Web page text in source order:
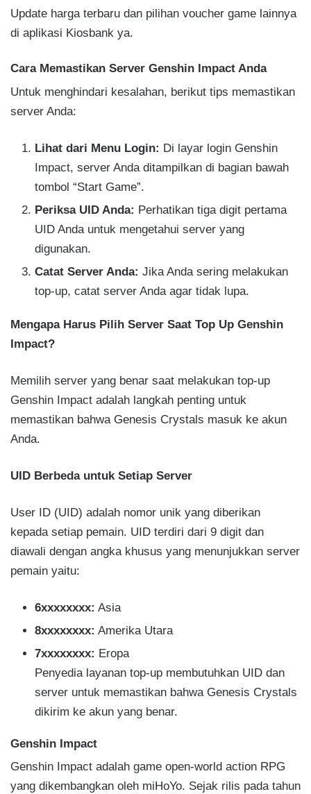
Update harga terbaru dan pilihan voucher game lainnya
di aplikasi Kiosbank ya.
Cara Memastikan Server Genshin Impact Anda
Untuk menghindari kesalahan, berikut tips memastikan
server Anda:
Lihat dari Menu Login: Di layar login Genshin
Impact, server Anda ditampilkan di bagian bawah
tombol “Start Game”.
Periksa UID Anda: Perhatikan tiga digit pertama
UID Anda untuk mengetahui server yang
digunakan.
Catat Server Anda: Jika Anda sering melakukan
top-up, catat server Anda agar tidak lupa.
Mengapa Harus Pilih Server Saat Top Up Genshin
Impact?
Memilih server yang benar saat melakukan top-up
Genshin Impact adalah langkah penting untuk
memastikan bahwa Genesis Crystals masuk ke akun
Anda.
UID Berbeda untuk Setiap Server
User ID (UID) adalah nomor unik yang diberikan
kepada setiap pemain. UID terdiri dari 9 digit dan
diawali dengan angka khusus yang menunjukkan server
pemain yaitu:
6xxxxxxxx: Asia
8xxxxxxxx: Amerika Utara
7xxxxxxxx: Eropa
Penyedia layanan top-up membutuhkan UID dan
server untuk memastikan bahwa Genesis Crystals
dikirim ke akun yang benar.
Genshin Impact
Genshin Impact adalah game open-world action RPG
yang dikembangkan oleh miHoYo. Sejak rilis pada tahun